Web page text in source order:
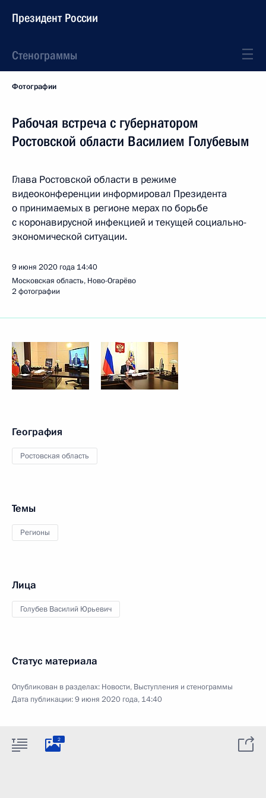
Президент России
Стенограммы
Фотографии
Рабочая встреча с губернатором
Ростовской области Василием Голубевым
Глава Ростовской области в режиме
видеоконференции информировал Президента
о принимаемых в регионе мерах по борьбе
с коронавирусной инфекцией и текущей социально-
экономической ситуации.
9 июня 2020 года 14:40
Московская область, Ново-Огарёво
2 фотографии
География
Ростовская область
Темы
Регионы
Лица
Голубев Василий Юрьевич
Статус материала
Опубликован в разделах: Новости, Выступления и стенограммы
Дата публикации:9 июня 2020 года, 14:40
2